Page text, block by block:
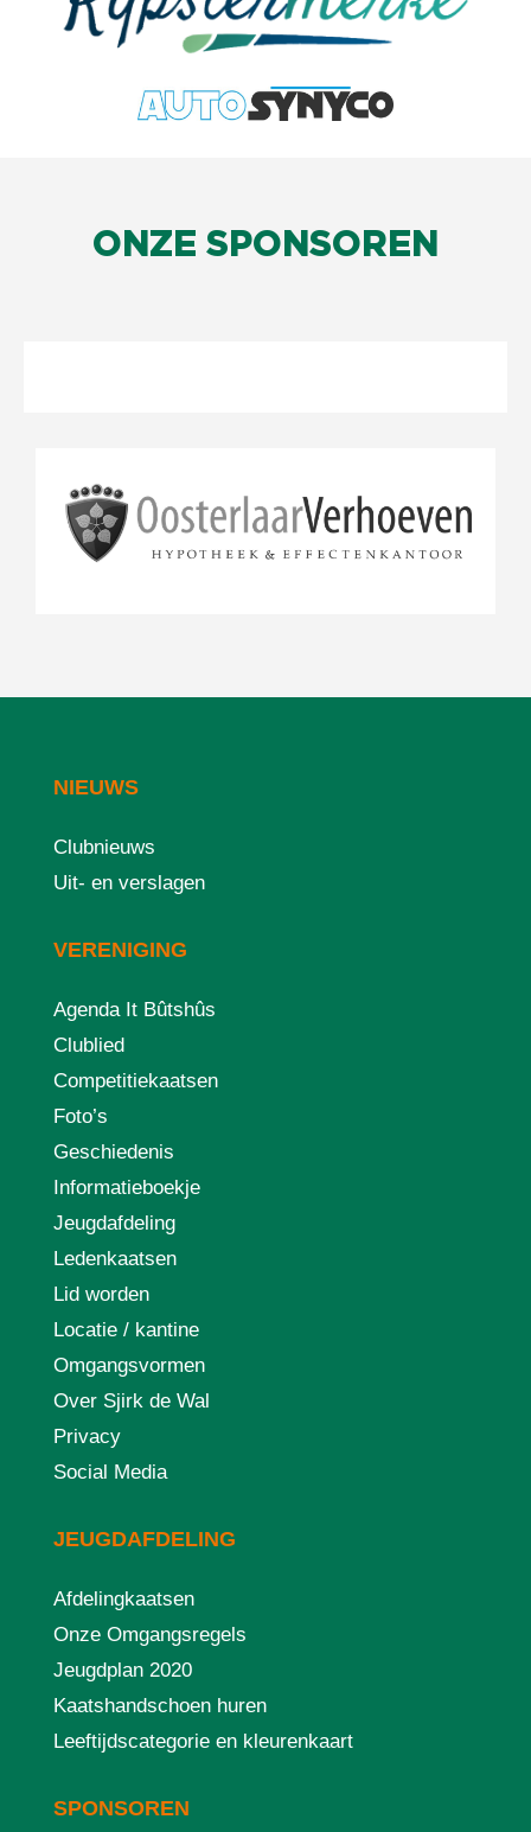
ONZE SPONSOREN
NIEUWS
Clubnieuws
Uit- en verslagen
VERENIGING
Agenda It Bûtshûs
Clublied
Competitiekaatsen
Foto’s
Geschiedenis
Informatieboekje
Jeugdafdeling
Ledenkaatsen
Lid worden
Locatie / kantine
Omgangsvormen
Over Sjirk de Wal
Privacy
Social Media
JEUGDAFDELING
Afdelingkaatsen
Onze Omgangsregels
Jeugdplan 2020
Kaatshandschoen huren
Leeftijdscategorie en kleurenkaart
SPONSOREN